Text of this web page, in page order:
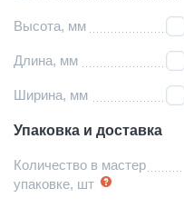
Высота, мм
Длина, мм
Ширина, мм
Упаковка и доставка
Количество в мастер
упаковке, шт